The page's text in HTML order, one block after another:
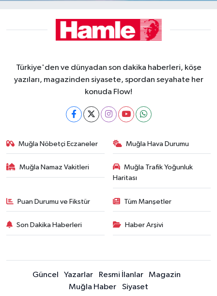
Türkiye'den ve dünyadan son dakika haberleri, köşe
yazıları, magazinden siyasete, spordan seyahate her
konuda Flow!
Muğla Nöbetçi Eczaneler Muğla Hava Durumu
Muğla Namaz Vakitleri
Muğla Trafik Yoğunluk
Haritası
Puan Durumu ve Fikstür Tüm Manşetler
Son Dakika Haberleri Haber Arşivi
Güncel Yazarlar Resmi İlanlar
Magazin
Muğla Haber
Siyaset